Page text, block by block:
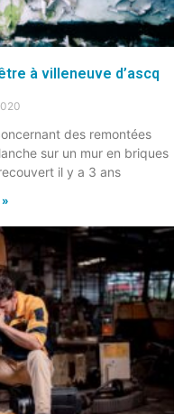
à villeneuve d’ascq
des remontées
sur un mur en briques
il y a 3 ans